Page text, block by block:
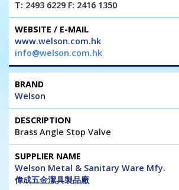
T: 2493 6229 F: 2416 1350
www.welson.com.hk
info@welson.com.hk
Welson
Brass Angle Stop Valve
Welson Metal & Sanitary Ware Mfy.
偉成五金潔具製品廠